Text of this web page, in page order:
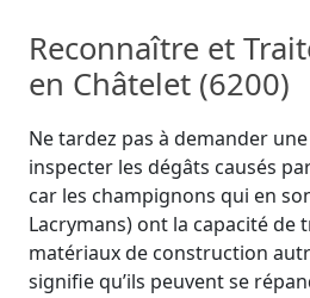
Reconnaître et
en Châtelet (6200)
Ne tardez pas à demander
inspecter les dégâts causés
car les champignons qui en
Lacrymans) ont la capacité de
matériaux de construction
signifie qu’ils peuvent se